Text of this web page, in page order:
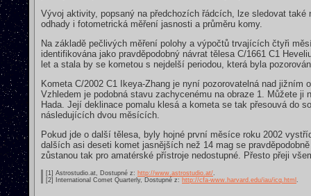
Vývoj aktivity, popsaný na předchozích řádcích, lze sledovat
odhady i fotometrická měření jasnosti a průměru komy.
Na základě pečlivých měření polohy a výpočtů trvajících čtyři
identifikována jako pravděpodobný návrat tělesa C/1661 C1
let a stala by se kometou s nejdelší periodou, která byla
Kometa C/2002 C1 Ikeya-Zhang je nyní pozorovatelná nad
Vzhledem je podobná stavu zachycenému na obraze 1. Můžete
Hada. Její deklinace pomalu klesá a kometa se tak přesouvá do
následujících dvou měsících.
Pokud jde o další tělesa, byly hojné první měsíce roku 2002
dalších asi deseti komet jasnějších než 14 mag se
zůstanou tak pro amatérské přístroje nedostupné. Přesto přeji
[1] Astrostudio.at, Dostupné z: http://www.astrostudio.at/
[2] International Comet Quarterly, Dostupné z: http://cfa-www.harvard.edu/iau/icq.html